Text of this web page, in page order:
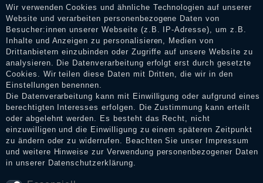
Shop informieren.
Impressum
Daten­schutz­erklärung
AGB
Widerrufs­recht
Wir verwenden Cookies und ähnliche Technologien auf unserer
Website und verarbeiten personenbezogene Daten von
Besucher:innen unserer Webseite (z.B. IP-Adresse), um z.B.
Inhalte und Anzeigen zu personalisieren, Medien von
Drittanbietern einzubinden oder Zugriffe auf unsere Website zu
analysieren. Die Datenverarbeitung erfolgt erst durch gesetzte
Cookies. Wir teilen diese Daten mit Dritten, die wir in den
Einstellungen benennen.
Die Datenverarbeitung kann mit Einwilligung oder aufgrund eines
berechtigten Interesses erfolgen. Die Zustimmung kann erteilt
oder abgelehnt werden. Es besteht das Recht, nicht
einzuwilligen und die Einwilligung zu einem späteren Zeitpunkt
zu ändern oder zu widerrufen. Beachten Sie unser
Impressum
und weitere Hinweise zur Verwendung personenbezogener Daten
in unserer Daten­schutz­erklärung.